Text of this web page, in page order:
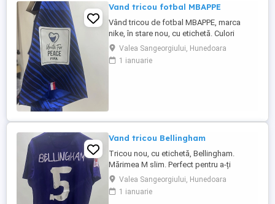
Vand tricou fotbal MBAPPE
Vând tricou de fotbal MBAPPE, marca
nike, în stare nou, cu etichetă. Culori
variate. Mărimea M . Din cauza unora care
comanda si apoi nu ridica coletele, fiind
nevoit apoi să plătesc eu transportul,
Valea Sangeorgiului, Hunedoara
1 ianuarie
Vand tricou Bellingham
Tricou nou, cu etichetă, Bellingham.
Mărimea M slim. Perfect pentru a-ți
completa ținuta sport. Cumpără acum și
bucură-te de confortul și stilul său! Din
cauza unora care comanda si apoi nu
Valea Sangeorgiului, Hunedoara
1 ianuarie